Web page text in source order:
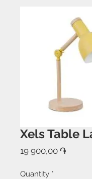
Xels Table
19 900,00 ֏
Quantity *